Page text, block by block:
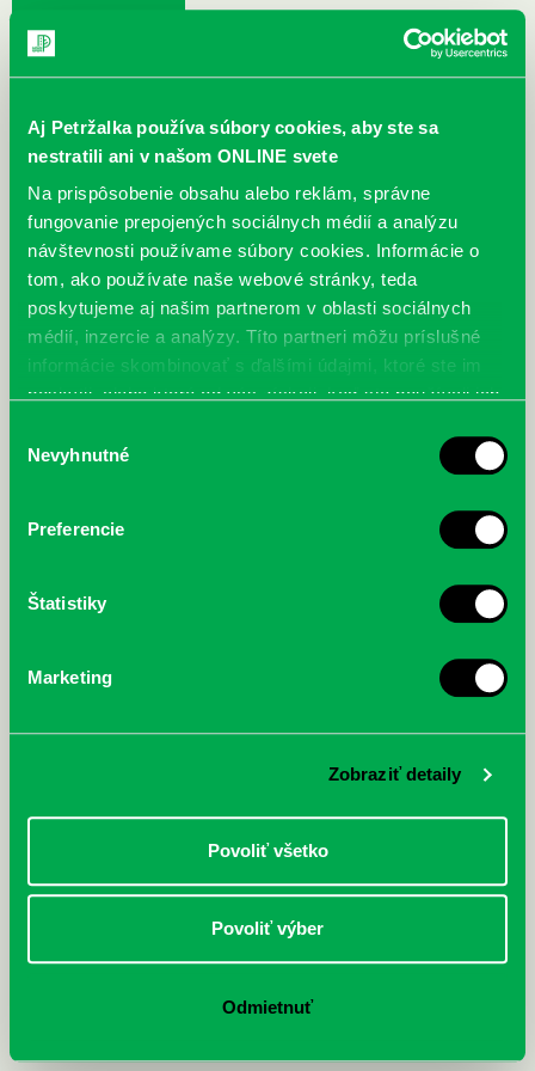
Aj Petržalka používa súbory cookies, aby ste sa
nestratili ani v našom ONLINE svete
Na prispôsobenie obsahu alebo reklám, správne
fungovanie prepojených sociálnych médií a analýzu
návštevnosti používame súbory cookies. Informácie o
tom, ako používate naše webové stránky, teda
poskytujeme aj našim partnerom v oblasti sociálnych
médií, inzercie a analýzy. Títo partneri môžu príslušné
informácie skombinovať s ďalšími údajmi, ktoré ste im
poskytli, alebo ktoré od vás získali, keď ste používali ich
súhlasu
Nevyhnutné
Preferencie
Štatistiky
Marketing
Zobraziť detaily
Povoliť všetko
Povoliť výber
Odmietnuť
MENU
Nové knihy pre
© Knižnica Petržalka
Web od2day.sk